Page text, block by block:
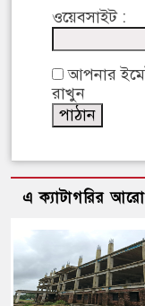
ওয়েবসাইট :
আপনার
রাখুন
এ ক্যাটাগরির